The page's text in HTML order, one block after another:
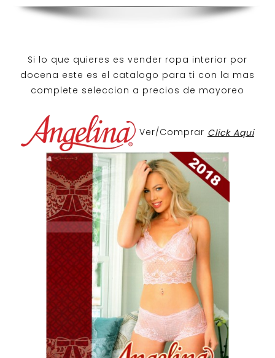
Si lo que quieres es vender ropa interior por
docena este es el catalogo para ti con la mas
complete seleccion a precios de mayoreo
Ver/Comprar Click Aqui